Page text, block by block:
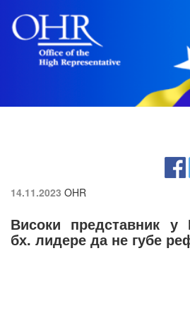
14.11.2023 OHR
Високи представник у
бх. лидере да не губе